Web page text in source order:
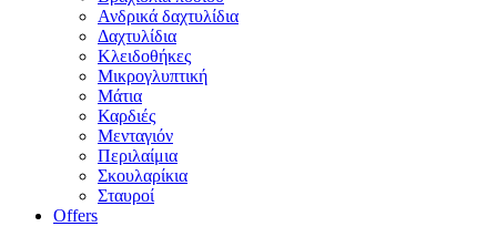
Ανδρικά δαχτυλίδια
Δαχτυλίδια
Κλειδοθήκες
Μικρογλυπτική
Μάτια
Καρδιές
Μενταγιόν
Περιλαίμια
Σκουλαρίκια
Σταυροί
Offers